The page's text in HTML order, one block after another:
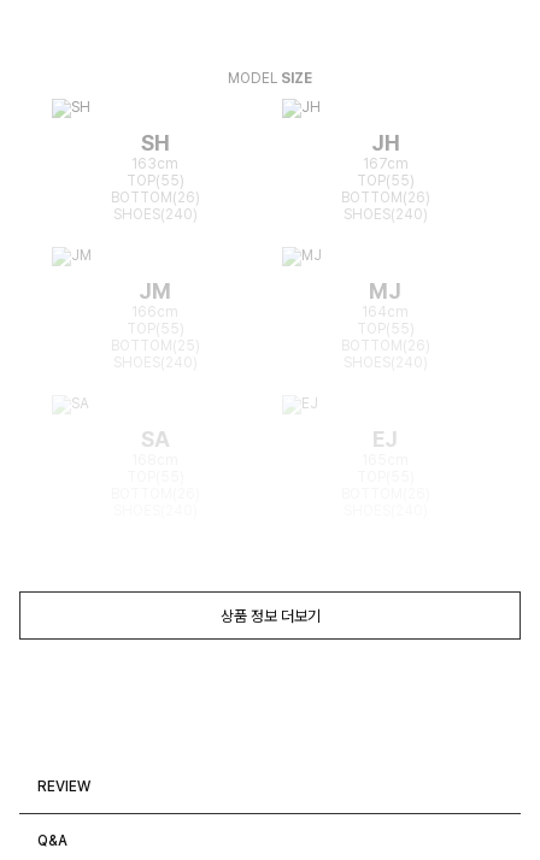
MODEL SIZE
SH
163cm
TOP(55)
BOTTOM(26)
SHOES(240)
JH
167cm
TOP(55)
BOTTOM(26)
SHOES(240)
JM
166cm
TOP(55)
BOTTOM(25)
MJ
164cm
TOP(55)
BOTTOM(26)
SA EJ
상품 정보 더보기
REVIEW
Q&A